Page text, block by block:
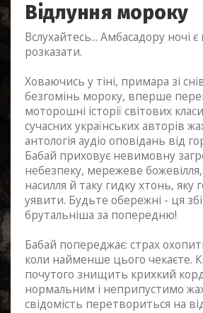
Відлуння мороку
Вслухайтесь... Амбасадору ночі
розказати.
Ховаючись у тіні, примара зі
безгомінь мороку, вперше
моторошні історії світових
сучасних українських авторів
антологія аудіо оповідань від
Бабай приховує невимовну
небезпеку, мережеве
насилля й таку гидку хтонь, яку
уявити. Будьте обережні - ця
брутальніша за попередню!
Бабай попереджає: страх
коли найменше цього чекаєте.
почутого знищить крихкий
нормальним і неприпустимо
свідомість перетвориться на